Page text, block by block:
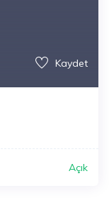
Kaydet
Açık